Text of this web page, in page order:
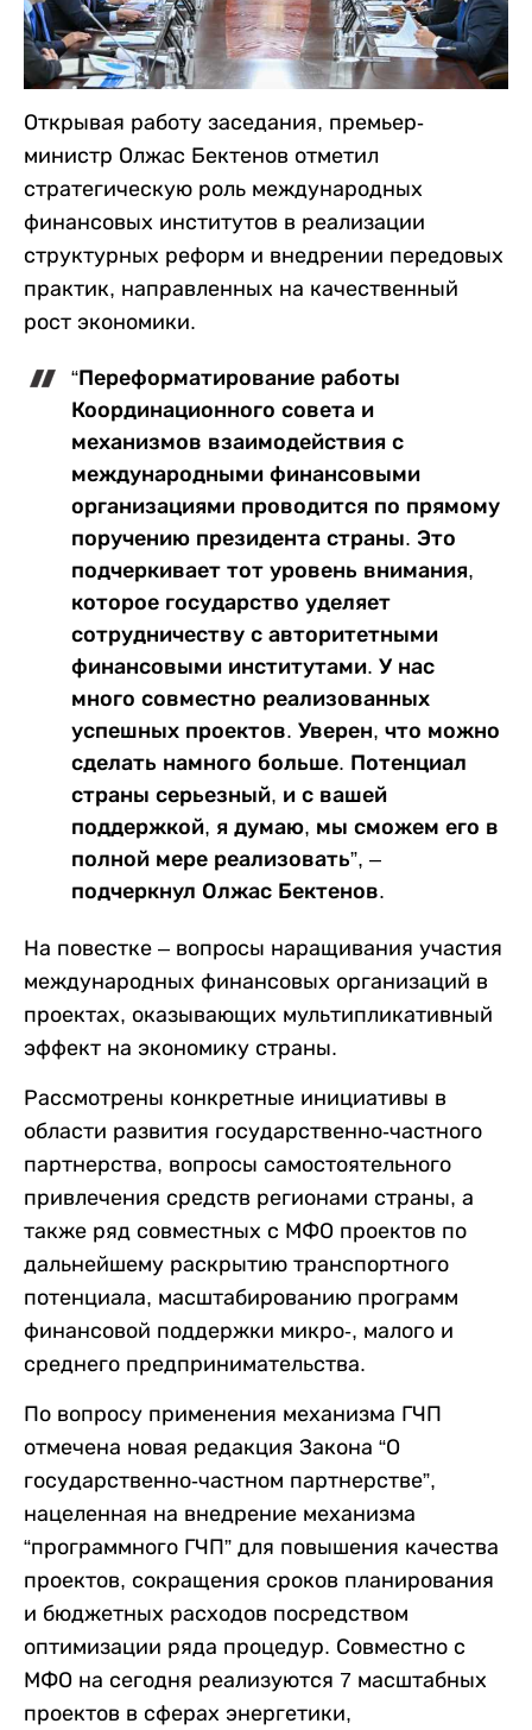
Открывая работу заседания, премьер-
министр Олжас Бектенов отметил
стратегическую роль международных
финансовых институтов в реализации
структурных реформ и внедрении передовых
практик, направленных на качественный
рост экономики.
“Переформатирование работы
Координационного совета и
механизмов взаимодействия с
международными финансовыми
организациями проводится по прямому
поручению президента страны. Это
подчеркивает тот уровень внимания,
которое государство уделяет
сотрудничеству с авторитетными
финансовыми институтами. У нас
много совместно реализованных
успешных проектов. Уверен, что можно
сделать намного больше. Потенциал
страны серьезный, и с вашей
поддержкой, я думаю, мы сможем его в
полной мере реализовать”, –
подчеркнул Олжас Бектенов.
На повестке – вопросы наращивания участия
международных финансовых организаций в
проектах, оказывающих мультипликативный
эффект на экономику страны.
Рассмотрены конкретные инициативы в
области развития государственно-частного
партнерства, вопросы самостоятельного
привлечения средств регионами страны, а
также ряд совместных с МФО проектов по
дальнейшему раскрытию транспортного
потенциала, масштабированию программ
финансовой поддержки микро-, малого и
среднего предпринимательства.
По вопросу применения механизма ГЧП
отмечена новая редакция Закона “О
государственно-частном партнерстве”,
нацеленная на внедрение механизма
“программного ГЧП” для повышения качества
проектов, сокращения сроков планирования
и бюджетных расходов посредством
оптимизации ряда процедур. Совместно с
МФО на сегодня реализуются 7 масштабных
проектов в сферах энергетики,